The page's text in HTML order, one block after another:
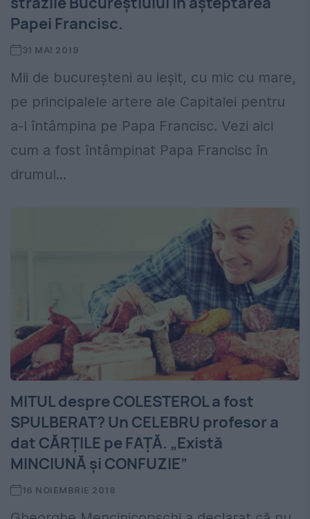
Papei Francisc.
31 MAI 2019
Mii de bucureșteni au ieșit, cu mic cu mare,
pe principalele artere ale Capitalei pentru
a-l întâmpina pe Papa Francisc. Vezi aici
cum a fost întâmpinat Papa Francisc în
drumul...
MITUL despre COLESTEROL a fost
SPULBERAT? Un CELEBRU profesor a
dat CĂRȚILE pe FAȚĂ. „Există
MINCIUNĂ și CONFUZIE”
16 NOIEMBRIE 2018